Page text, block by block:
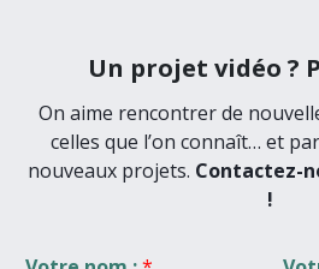
Un projet vidéo ?
On aime rencontrer de
celles que l’on connaît… et
nouveaux projets. Contactez-
!